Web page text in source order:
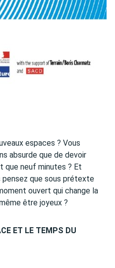
espaces ? Vous
absurde que de devoir
que neuf minutes ? Et
pensez que sous prétexte
ouvert qui change la
être joyeux ?
ET LE TEMPS DU